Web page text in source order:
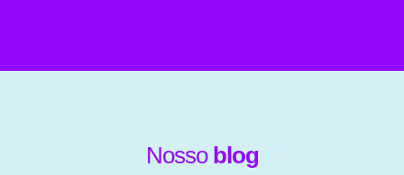
Nosso blog